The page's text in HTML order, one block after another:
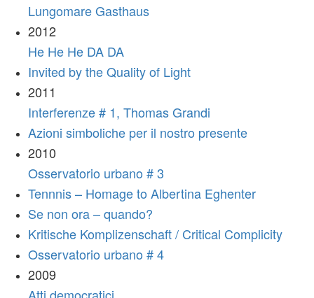
Lungomare Gasthaus
2012
He He He DA DA
Invited by the Quality of Light
2011
Interferenze # 1, Thomas Grandi
Azioni simboliche per il nostro presente
2010
Osservatorio urbano # 3
Tennnis – Homage to Albertina Eghenter
Se non ora – quando?
Kritische Komplizenschaft / Critical Complicity
Osservatorio urbano # 4
2009